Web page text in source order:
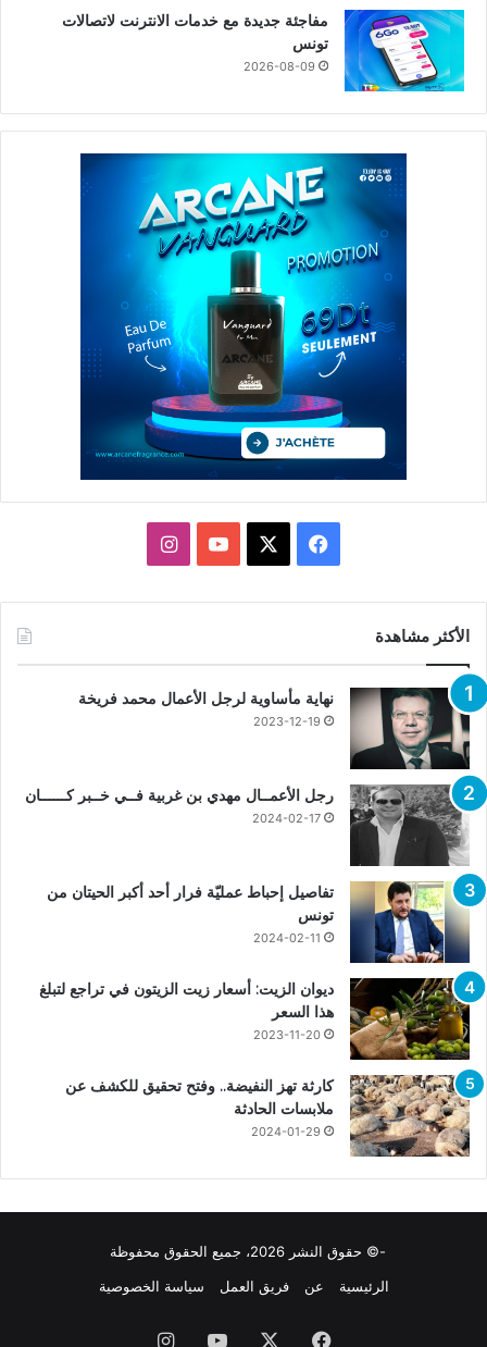
مفاجئة جديدة مع خدمات الانترنت لاتصالات
تونس
2026-08-09
فيسبوك يوتيوبانستقرام
الأكثر مشاهدة
نهاية مأساوية لرجل الأعمال محمد فريخة
2023-12-19
رجل الأعمــال مهدي بن غربية فــي خــبر كــــــان
2024-02-17
تفاصيل إحباط عمليّة فرار أحد أكبر الحيتان من
تونس
2024-02-11
ديوان الزيت: أسعار زيت الزيتون في تراجع لتبلغ
هذا السعر
2023-11-20
كارثة تهز النفيضة.. وفتح تحقيق للكشف عن
ملابسات الحادثة
2024-01-29
-© حقوق النشر 2026، جميع الحقوق محفوظة
الرئيسية
عن فريق العمل سياسة الخصوصية
فيسبوك يوتيوبانستقرام